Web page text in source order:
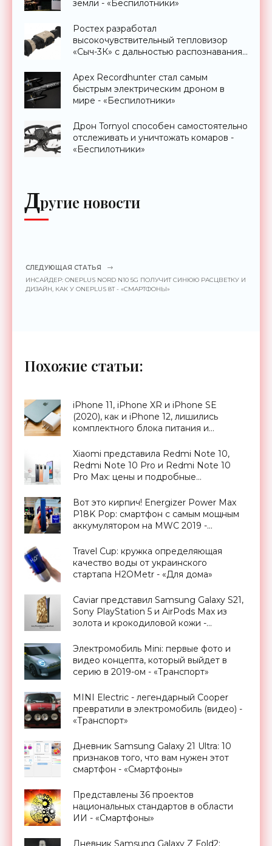
земли - «Беспилотники»
Ростех разработал
высокочувствительный тепловизор
«Сыч-3К» с дальностью распознавания
Apex Recordhunter стал самым
быстрым электрическим дроном в
мире - «Беспилотники»
Дрон Tornyol способен самостоятельно
отслеживать и уничтожать комаров -
«Беспилотники»
Другие новости
СЛЕДУЮЩАЯ СТАТЬЯ
ИНСАЙДЕР: ONEPLUS NORD N10 5G ПОЛУЧИТ СИНЮЮ РАСЦВЕТКУ И
ДИЗАЙН, КАК У ONEPLUS 8T - «СМАРТФОНЫ»
Похожие статьи:
iPhone 11, iPhone XR и iPhone SE
(2020), как и iPhone 12, лишились
комплектного блока питания и
Xiaomi представила Redmi Note 10,
Redmi Note 10 Pro и Redmi Note 10
Pro Max: цены и подробные
«Смартфоны»
Вот это кирпич! Energizer Power Max
P18K Pop: смартфон с самым мощным
аккумулятором на MWC 2019 -
Travel Cup: кружка определяющая
качество воды от украинского
стартапа H2OMetr - «Для дома»
Caviar представил Samsung Galaxy S21,
Sony PlayStation 5 и AirPods Max из
золота и крокодиловой кожи -
Электромобиль Mini: первые фото и
видео концепта, который выйдет в
серию в 2019-ом - «Транспорт»
MINI Electric - легендарный Cooper
превратили в электромобиль (видео) -
«Транспорт»
Дневник Samsung Galaxy 21 Ultra: 10
признаков того, что вам нужен этот
смартфон - «Смартфоны»
Представлены 36 проектов
национальных стандартов в области
ИИ - «Смартфоны»
Дневник Samsung Galaxy Z Fold2: